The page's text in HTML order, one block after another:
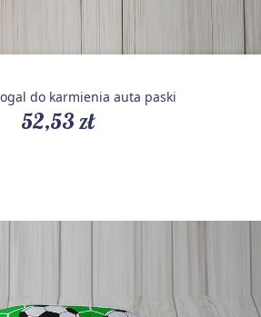
do karmienia auta paski
52,53 zł